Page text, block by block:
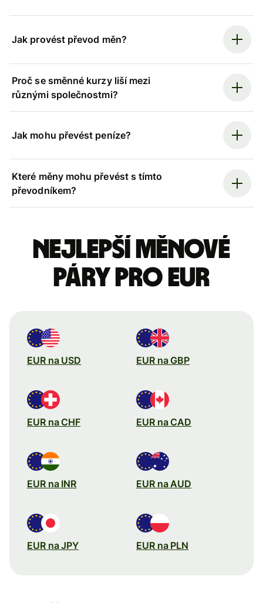
Jak provést převod měn?
Proč se směnné kurzy liší mezi
různými společnostmi?
Jak mohu převést peníze?
Které měny mohu převést s tímto
převodníkem?
Nejlepší měnové
páry pro eur
EUR na USD EUR na GBP
EUR na CHF EUR na CAD
EUR na INR EUR na AUD
EUR na JPY EUR na PLN